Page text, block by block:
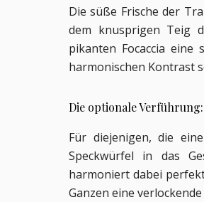
Die süße Frische der
dem knusprigen Teig
pikanten Focaccia
harmonischen Kontrast
Die optionale
Für diejenigen, die
Speckwürfel in das
harmoniert dabei
Ganzen eine